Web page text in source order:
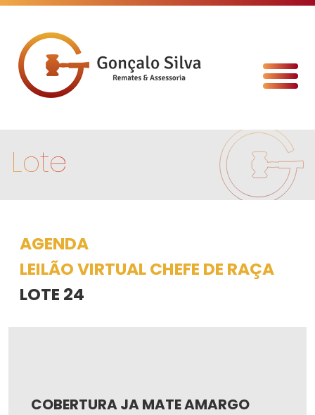
Lote
AGENDA
LEILÃO VIRTUAL CHEFE DE RAÇA
LOTE 24
COBERTURA JA MATE AMARGO